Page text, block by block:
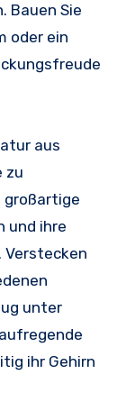
Bauen Sie
oder ein
aus
zu
großartige
und ihre
unter
ihr Gehirn